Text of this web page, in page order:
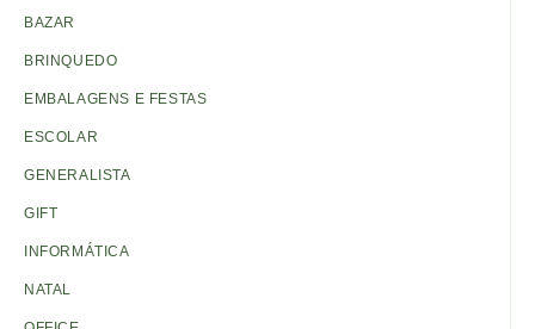
BAZAR
BRINQUEDO
EMBALAGENS E FESTAS
ESCOLAR
GENERALISTA
GIFT
INFORMÁTICA
NATAL